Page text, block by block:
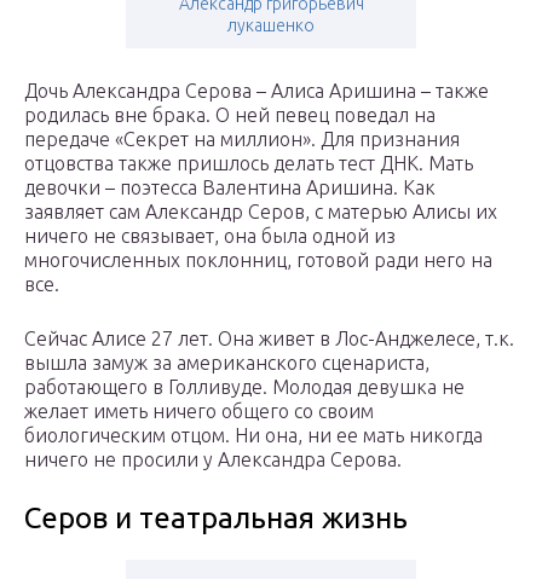
лукашенко
Дочь Александра Серова – Алиса Аришина – также
родилась вне брака. О ней певец поведал на
передаче «Секрет на миллион». Для признания
отцовства также пришлось делать тест ДНК. Мать
девочки – поэтесса Валентина Аришина. Как
заявляет сам Александр Серов, с матерью Алисы их
ничего не связывает, она была одной из
многочисленных поклонниц, готовой ради него на
все.
Сейчас Алисе 27 лет. Она живет в Лос-Анджелесе, т.к.
вышла замуж за американского сценариста,
работающего в Голливуде. Молодая девушка не
желает иметь ничего общего со своим
биологическим отцом. Ни она, ни ее мать никогда
ничего не просили у Александра Серова.
Серов и театральная жизнь